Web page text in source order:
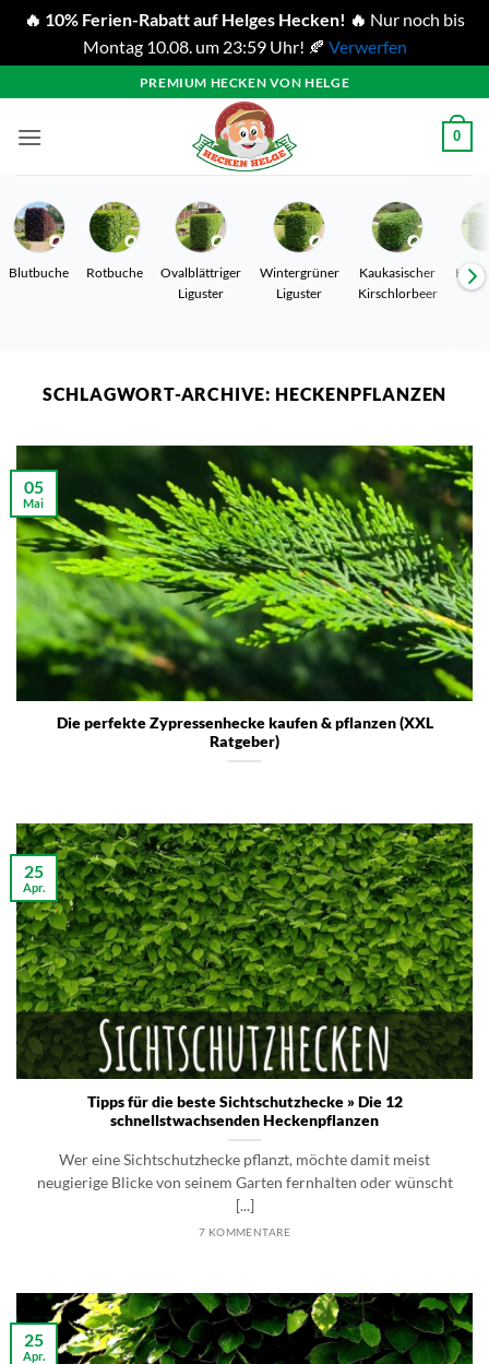
🔥 10% Ferien-Rabatt auf Helges Hecken! 🔥 Nur noch bis
Montag 10.08. um 23:59 Uhr! 🍂 Verwerfen
Inhalt
springen
PREMIUM HECKEN VON HELGE
0
Blutbuche Rotbuche
Ovalblättriger
Liguster
Wintergrüner
Liguster
Kaukasischer
Kirschlorbeer
SCHLAGWORT-ARCHIVE: HECKENPFLANZEN
Die perfekte Zypressenhecke kaufen & pflanzen (XXL
Ratgeber)
05
Mai
Tipps für die beste Sichtschutzhecke » Die 12
schnellstwachsenden Heckenpflanzen
Wer eine Sichtschutzhecke pflanzt, möchte damit meist
neugierige Blicke von seinem Garten fernhalten oder wünscht
[...]
7 KOMMENTARE
25
Apr.
25
Apr.